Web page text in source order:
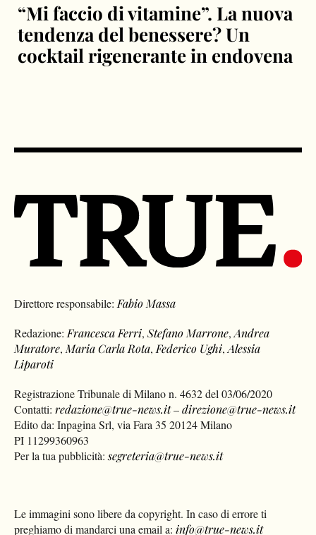
“Mi faccio di vitamine”. La nuova
tendenza del benessere? Un
cocktail rigenerante in endovena
Direttore responsabile:Fabio Massa
Redazione:Francesca Ferri,Stefano Marrone,Andrea
Muratore,Maria Carla Rota,Federico Ughi,Alessia
Liparoti
Registrazione Tribunale di Milano n. 4632 del 03/06/2020
Contatti:redazione@true-news.it–direzione@true-news.it
Edito da: Inpagina Srl, via Fara 35 20124 Milano
PI 11299360963
Per la tua pubblicità:segreteria@true-news.it
Le immagini sono libere da copyright. In caso di errore ti
preghiamo di mandarci una email a: info@true-news.it